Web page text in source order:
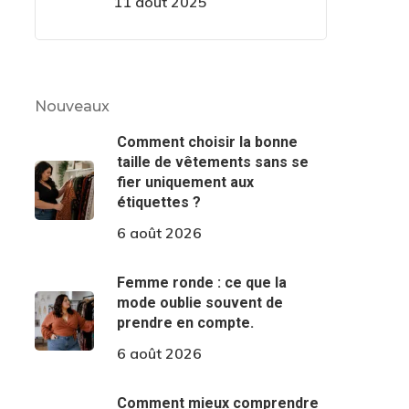
Nouveaux
Comment choisir la bonne
taille de vêtements sans se
fier uniquement aux
étiquettes ?
6 août 2026
Femme ronde : ce que la
mode oublie souvent de
prendre en compte.
6 août 2026
Comment mieux comprendre